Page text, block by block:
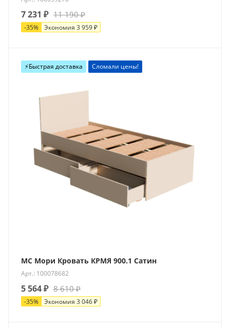
7 231 ₽ 11 190₽
-35% Экономия 3 959₽
⚡️Быстрая доставка Сломали цены!
МС Мори Кровать КРМЯ 900.1 Сатин
Арт.: 100078682
5 564₽ 8 610₽
-35% Экономия 3 046₽